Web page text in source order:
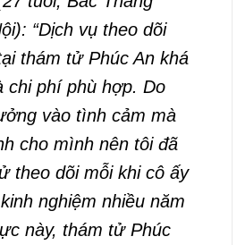
“Dịch vụ theo dõi
thám tử Phúc An khá
chi phí phù hợp. Do
vào tình cảm mà
cho mình nên tôi đã
theo dõi mỗi khi cô ấy
nghiệm nhiều năm
này, thám tử Phúc